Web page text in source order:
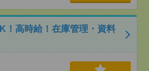
！高時給！在庫管理・資料